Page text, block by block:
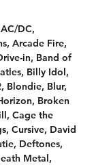
DC,
Arcade Fire,
in, Band of
Billy Idol,
Blondie, Blur,
Broken
Cage the
Cursive, David
Deftones,
Metal,